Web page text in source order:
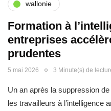
wallonie
Formation à
entreprises
prudentes
5 mai 2026 3 Minute(s) de
Un an après la suppression
les travailleurs à l’intelligence